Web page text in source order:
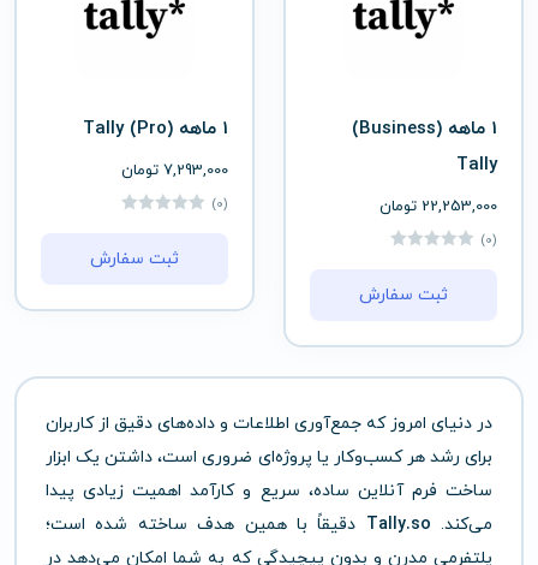
1 ماهه (Business)
Tally
22,253,000 تومان
(0)
ثبت سفارش
1 ماهه (Pro) Tally
7,293,000 تومان
(0)
ثبت سفارش
در دنیای امروز که جمع‌آوری اطلاعات و داده‌های دقیق از کاربران
برای رشد هر کسب‌وکار یا پروژه‌ای ضروری است، داشتن یک ابزار
ساخت فرم آنلاین ساده، سریع و کارآمد اهمیت زیادی پیدا
می‌کند. Tally.so دقیقاً با همین هدف ساخته شده است؛
پلتفرمی مدرن و بدون پیچیدگی که به شما امکان می‌دهد در